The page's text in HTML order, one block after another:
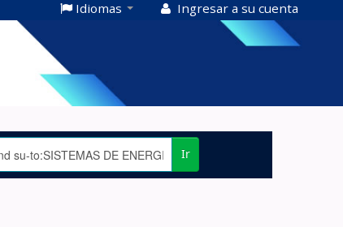
Idiomas Ingresar a su cuenta
Ir